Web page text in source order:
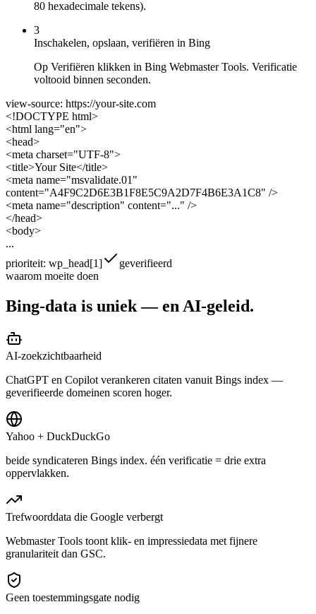
80 hexadecimale tekens).
3
Inschakelen, opslaan, verifiëren in Bing
Op Verifiëren klikken in Bing Webmaster Tools. Verificatie
voltooid binnen seconden.
view-source: https://your-site.com
<!DOCTYPE html>
<html lang="en">
<head>
<meta charset="UTF-8">
<title>Your Site</title>
<meta name="msvalidate.01"
content="A4F9C2D6E3B1F8E5C9A2D7F4B6E3A1C8" />
<meta name="description" content="..." />
</head>
<body>
...
prioriteit: wp_head[1]
geverifieerd
waarom moeite doen
Bing-data is uniek — en AI-geleid.
AI-zoekzichtbaarheid
ChatGPT en Copilot verankeren citaten vanuit Bings index —
geverifieerde domeinen scoren hoger.
Yahoo + DuckDuckGo
beide syndicateren Bings index. één verificatie = drie extra
oppervlakken.
Trefwoorddata die Google verbergt
Webmaster Tools toont klik- en impressiedata met fijnere
granulariteit dan GSC.
Geen toestemmingsgate nodig